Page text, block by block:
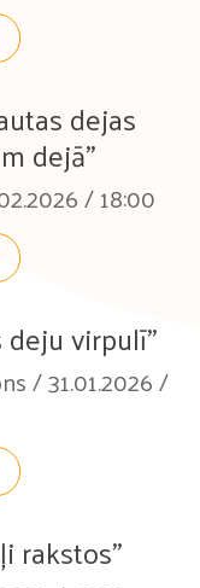
dejas
dejā”
/ 18:00
deju virpulī"
/ 31.01.2026 /
rakstos”